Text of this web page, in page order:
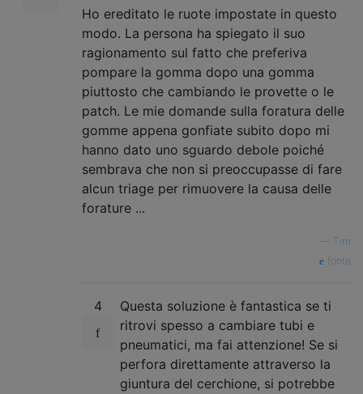
Ho ereditato le ruote impostate in questo
modo. La persona ha spiegato il suo
ragionamento sul fatto che preferiva
pompare la gomma dopo una gomma
piuttosto che cambiando le provette o le
patch. Le mie domande sulla foratura delle
gomme appena gonfiate subito dopo mi
hanno dato uno sguardo debole poiché
sembrava che non si preoccupasse di fare
alcun triage per rimuovere la causa delle
forature ...
Tim
fonte
4
Questa soluzione è fantastica se ti
ritrovi spesso a cambiare tubi e
pneumatici, ma fai attenzione! Se si
perfora direttamente attraverso la
giuntura del cerchione, si potrebbe